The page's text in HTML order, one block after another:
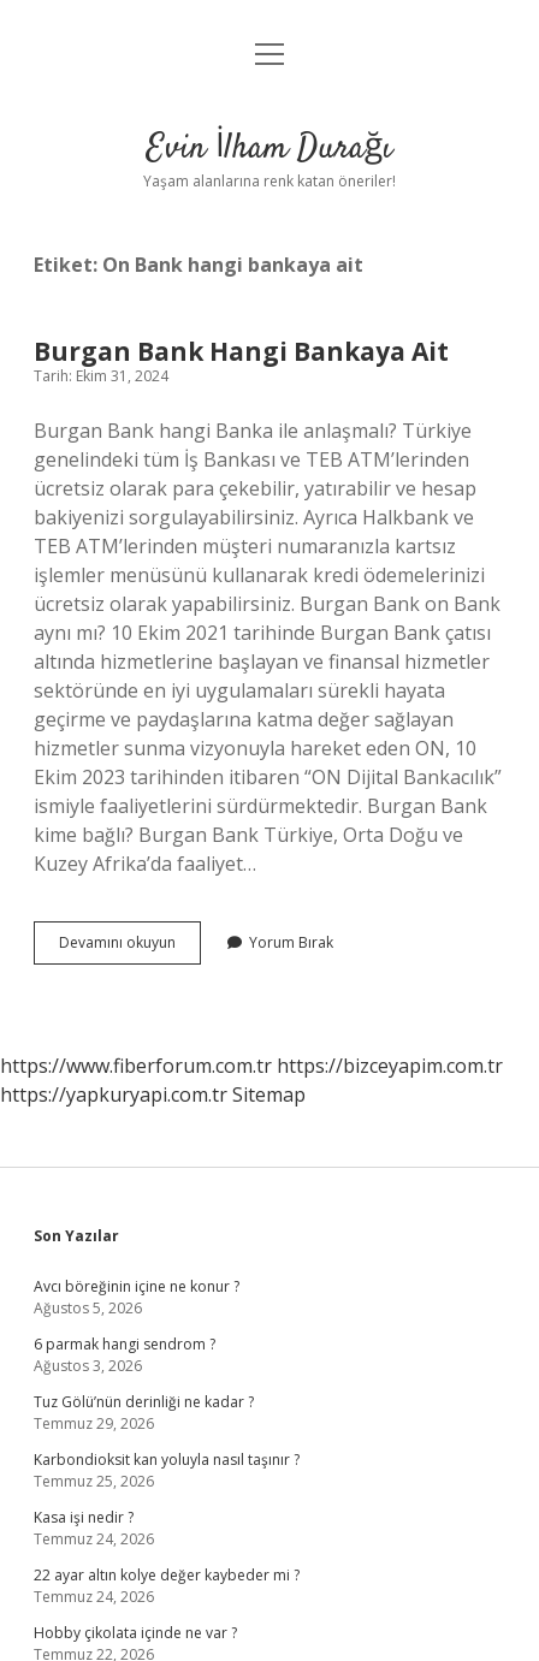
Anasayfa
Yasal Uyarı
menüyü
Evin İlham Durağı
Yaşam alanlarına renk katan öneriler!
Etiket: On Bank hangi bankaya ait
Burgan Bank Hangi Bankaya Ait
Tarih: Ekim 31, 2024
Burgan Bank hangi Banka ile anlaşmalı? Türkiye
genelindeki tüm İş Bankası ve TEB ATM’lerinden
ücretsiz olarak para çekebilir, yatırabilir ve hesap
bakiyenizi sorgulayabilirsiniz. Ayrıca Halkbank ve
TEB ATM’lerinden müşteri numaranızla kartsız
işlemler menüsünü kullanarak kredi ödemelerinizi
ücretsiz olarak yapabilirsiniz. Burgan Bank on Bank
aynı mı? 10 Ekim 2021 tarihinde Burgan Bank çatısı
altında hizmetlerine başlayan ve finansal hizmetler
sektöründe en iyi uygulamaları sürekli hayata
geçirme ve paydaşlarına katma değer sağlayan
hizmetler sunma vizyonuyla hareket eden ON, 10
Ekim 2023 tarihinden itibaren “ON Dijital Bankacılık”
ismiyle faaliyetlerini sürdürmektedir. Burgan Bank
kime bağlı? Burgan Bank Türkiye, Orta Doğu ve
Kuzey Afrika’da faaliyet…
Devamını okuyun
Bank
Yorum Bırak
https://www.fiberforum.com.tr https://bizceyapim.com.tr
https://yapkuryapi.com.trSitemap
Sidebar
Son Yazılar
Avcı böreğinin içine ne konur ?
Ağustos 5, 2026
6 parmak hangi sendrom ?
Ağustos 3, 2026
Tuz Gölü’nün derinliği ne kadar ?
Temmuz 29, 2026
Karbondioksit kan yoluyla nasıl taşınır ?
Temmuz 25, 2026
Kasa işi nedir ?
Temmuz 24, 2026
22 ayar altın kolye değer kaybeder mi ?
Temmuz 24, 2026
Hobby çikolata içinde ne var ?
Temmuz 22, 2026